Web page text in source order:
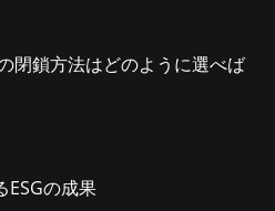
閉鎖方法はどのように選べば
ESGの成果